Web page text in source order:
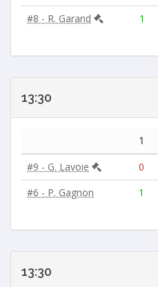
#8 - R. Garand
1
13:30
1
#9 - G. Lavoie
0
#6 - P. Gagnon
1
13:30